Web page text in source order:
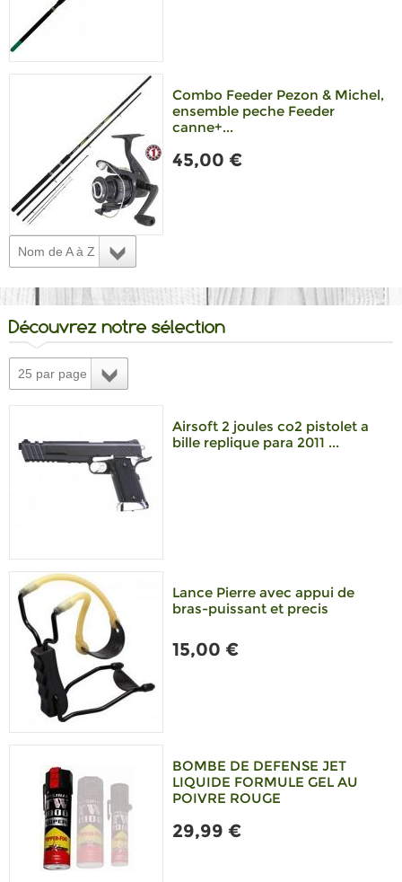
Combo Feeder Pezon & Michel,
ensemble peche Feeder
canne+...
45,00 €
Nom de A à Z
Découvrez notre sélection
25 par page
Airsoft 2 joules co2 pistolet a
bille replique para 2011 ...
Lance Pierre avec appui de
bras-puissant et precis
15,00 €
BOMBE DE DEFENSE JET
LIQUIDE FORMULE GEL AU
POIVRE ROUGE
29,99 €